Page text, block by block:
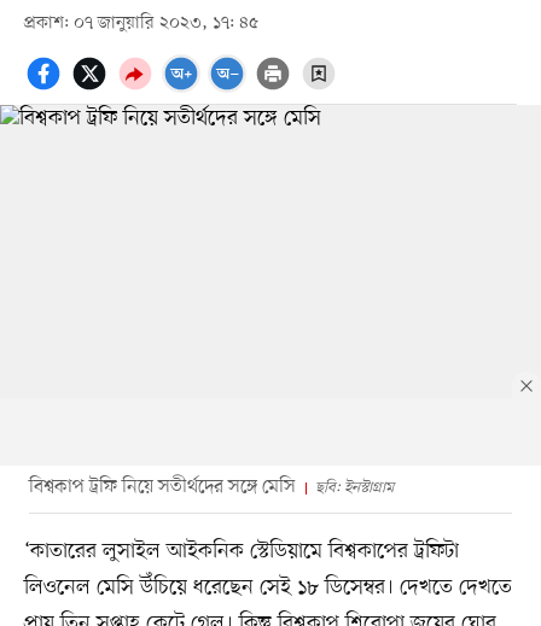
প্রকাশ: ০৭ জানুয়ারি ২০২৩, ১৭: ৪৫
বিশ্বকাপ ট্রফি নিয়ে সতীর্থদের সঙ্গে মেসি ছবি: ইনস্টাগ্রাম
‘কাতারের লুসাইল আইকনিক স্টেডিয়ামে বিশ্বকাপের ট্রফিটা
লিওনেল মেসি উঁচিয়ে ধরেছেন সেই ১৮ ডিসেম্বর। দেখতে দেখতে